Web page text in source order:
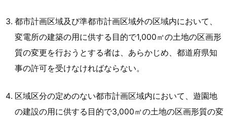
都市計画区域及び準都市計画区域外の区域内において、
変電所の建築の用に供する目的で1,000㎡の土地の区画形
質の変更を行おうとする者は、あらかじめ、都道府県知
事の許可を受けなければならない。
区域区分の定めのない都市計画区域内において、遊園地
の建設の用に供する目的で3,000㎡の土地の区画形質の変